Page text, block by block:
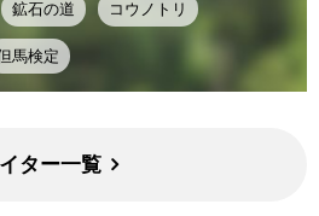
鉱石の道 コウノトリ
馬検定
ター一覧